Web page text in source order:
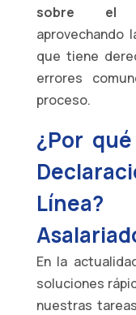
sobre el
aprovechando
que tiene
errores
proceso.
¿Por
En la
soluciones
nuestras